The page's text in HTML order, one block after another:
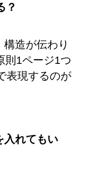
？
造が伝わり
則1ページ1つ
表現するのが
入れてもい